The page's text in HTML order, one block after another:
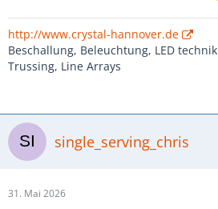
http://www.crystal-hannover.de
Beschallung, Beleuchtung, LED technik
Trussing, Line Arrays
single_serving_chris
31. Mai 2026